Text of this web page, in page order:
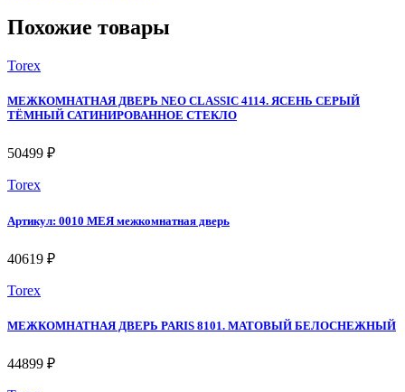
Похожие товары
Torex
МЕЖКОМНАТНАЯ ДВЕРЬ NEO CLASSIC 4114. ЯСЕНЬ СЕРЫЙ
ТЁМНЫЙ САТИНИРОВАННОЕ СТЕКЛО
50499 ₽
Torex
Артикул: 0010 МЕЯ межкомнатная дверь
40619 ₽
Torex
МЕЖКОМНАТНАЯ ДВЕРЬ PARIS 8101. МАТОВЫЙ БЕЛОСНЕЖНЫЙ
44899 ₽